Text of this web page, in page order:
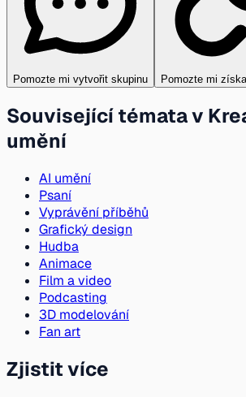
Pomozte mi vytvořit skupinu Pomozte mi
Související témata v
umění
AI umění
Psaní
Vyprávění příběhů
Grafický design
Hudba
Animace
Film a video
Podcasting
3D modelování
Fan art
Zjistit více